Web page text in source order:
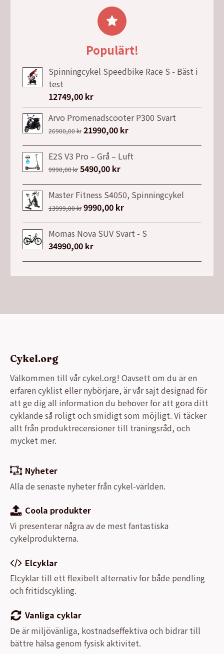
1755,00 kr.
är:
1492,00 kr.
Populärt!
Spinningcykel Speedbike Race S - Bäst i
test
12749,00 kr
Arvo Promenadscooter P300 Svart
26900,00kr Det
priset
var:
21990,00 krDet
priset
E2S V3 Pro – Grå – Luft
9990,00kr Det
priset
var:
5490,00 krDet
priset
är:
Master Fitness S4050, Spinningcykel
13999,00kr Det
priset
var:
9990,00 krDet
priset
Momas Nova SUV Svart - S
34990,00 kr
Cykel.org
Välkommen till vår cykel.org! Oavsett om du är en
erfaren cyklist eller nybörjare, är vår sajt designad för
att ge dig all information du behöver för att göra ditt
cyklande så roligt och smidigt som möjligt. Vi täcker
allt från produktrecensioner till träningsråd, och
mycket mer.
Nyheter
Alla de senaste nyheter från cykel-världen.
Coola produkter
Vi presenterar några av de mest fantastiska
cykelprodukterna.
Elcyklar
Elcyklar till ett flexibelt alternativ för både pendling
och fritidscykling.
Vanliga cyklar
De är miljövänliga, kostnadseffektiva och bidrar till
bättre hälsa genom fysisk aktivitet.